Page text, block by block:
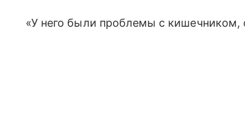
«У него были проблемы с кишечником,